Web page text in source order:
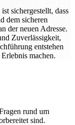
sichergestellt, dass
dem sicheren
der neuen Adresse.
Zuverlässigkeit,
entstehen
machen.
rund um
sind.